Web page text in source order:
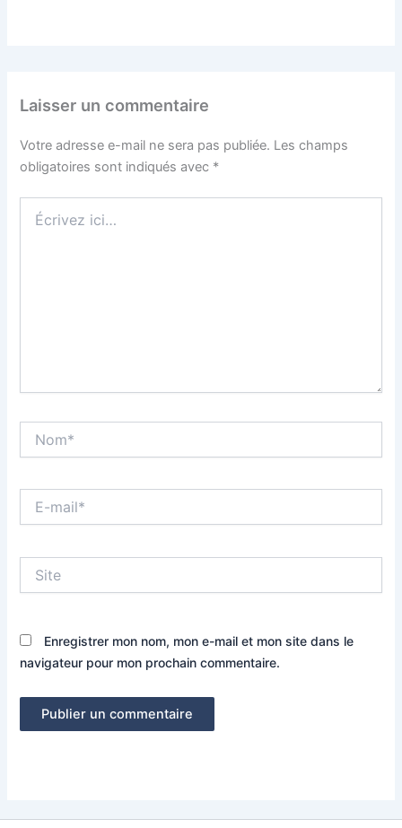
Laisser un commentaire
Votre adresse e-mail ne sera pas publiée. Les champs
obligatoires sont indiqués avec *
ici…
mail*
Enregistrer mon nom, mon e-mail et mon site dans le
navigateur pour mon prochain commentaire.